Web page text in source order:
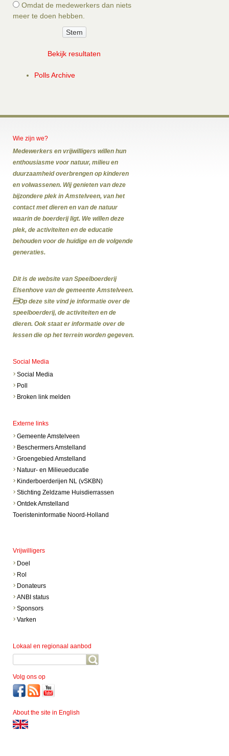
Omdat de medewerkers dan niets
meer te doen hebben.
Bekijk resultaten
Polls Archive
Wie zijn we?
Medewerkers en vrijwilligers willen hun
enthousiasme voor natuur, milieu en
duurzaamheid overbrengen op kinderen
en volwassenen. Wij genieten van deze
bijzondere plek in Amstelveen, van het
contact met dieren en van de natuur
waarin de boerderij ligt. We willen deze
plek, de activiteiten en de educatie
behouden voor de huidige en de volgende
generaties.
Dit is de website van Speelboerderij
Elsenhove van de gemeente Amstelveen.
Op deze site vind je informatie over de
speelboerderij, de activiteiten en de
dieren. Ook staat er informatie over de
lessen die op het terrein worden gegeven.
Social Media
Social Media
Poll
Broken link melden
Externe links
Gemeente Amstelveen
Beschermers Amstelland
Groengebied Amstelland
Natuur- en Milieueducatie
Kinderboerderijen NL (vSKBN)
Stichting Zeldzame Huisdierrassen
Ontdek Amstelland
Toeristeninformatie Noord-Holland
Vrijwilligers
Doel
Rol
Donateurs
ANBI status
Sponsors
Varken
Lokaal en regionaal aanbod
Volg ons op
About the site in English